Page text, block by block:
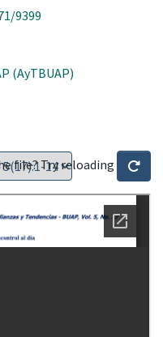
9399
(AyTBUAP)
file? Try reloading